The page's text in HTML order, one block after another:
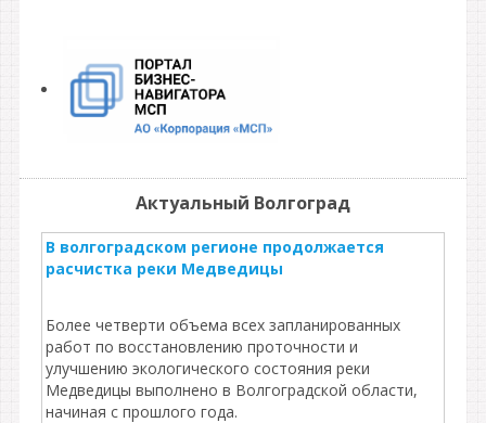
Актуальный Волгоград
В волгоградском регионе продолжается
расчистка реки Медведицы
Более четверти объема всех запланированных
работ по восстановлению проточности и
улучшению экологического состояния реки
Медведицы выполнено в Волгоградской области,
начиная с прошлого года.